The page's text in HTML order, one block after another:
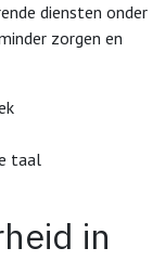
diensten onder
zorgen en
taal
in